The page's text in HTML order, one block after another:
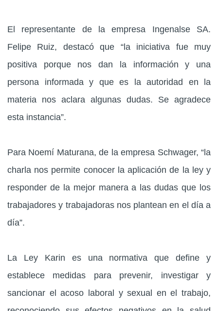
El representante de la empresa Ingenalse SA.
Felipe Ruiz, destacó que “la iniciativa fue muy
positiva porque nos dan la información y una
persona informada y que es la autoridad en la
materia nos aclara algunas dudas. Se agradece
esta instancia”.
Para Noemí Maturana, de la empresa Schwager, “la
charla nos permite conocer la aplicación de la ley y
responder de la mejor manera a las dudas que los
trabajadores y trabajadoras nos plantean en el día a
día”.
La Ley Karin es una normativa que define y
establece medidas para prevenir, investigar y
sancionar el acoso laboral y sexual en el trabajo,